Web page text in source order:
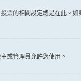
的相關設定總是在此
或管理員允許您使用。